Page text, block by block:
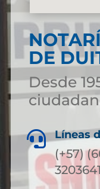
DE
Desde
 Líneas
(+57)